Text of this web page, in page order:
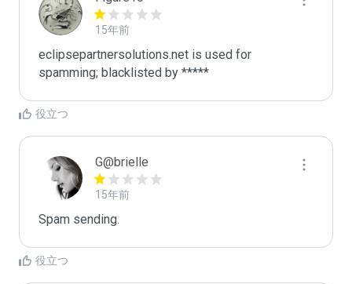
15年前
eclipsepartnersolutions.net is used for
spamming; blacklisted by *****
役立つ
G@brielle
15年前
Spam sending.
役立つ